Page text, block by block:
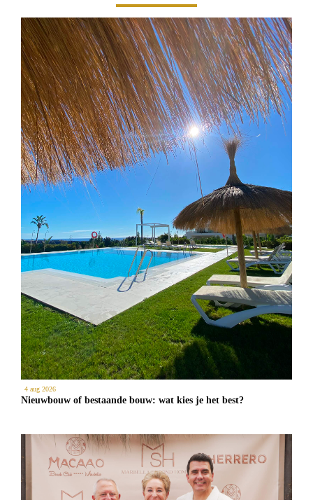
4 aug 2026
Nieuwbouw of bestaande bouw: wat kies je het best?